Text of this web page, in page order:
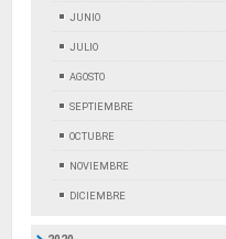
JUNIO
JULIO
AGOSTO
SEPTIEMBRE
OCTUBRE
NOVIEMBRE
DICIEMBRE